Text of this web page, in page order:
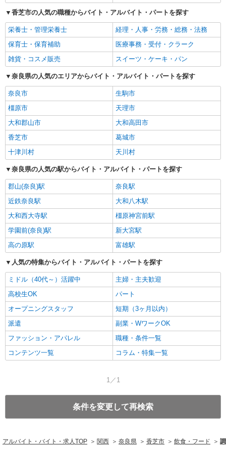
香芝市の人気の職種からバイト・アルバイト・パートを探す
栄養士・管理栄養士
経理・人事・労務・総務・法務
保育士・保育補助
医療事務・受付・クラーク
雑貨・コスメ販売
スイーツ・ケーキ・パン
奈良県の人気のエリアからバイト・アルバイト・パートを探す
奈良市
生駒市
橿原市
天理市
大和郡山市
大和高田市
香芝市
葛城市
十津川村
天川村
奈良県の人気の駅からバイト・アルバイト・パートを探す
郡山(奈良)駅
奈良駅
近鉄奈良駅
大和八木駅
大和西大寺駅
橿原神宮前駅
学園前(奈良)駅
新大宮駅
高の原駅
富雄駅
人気の特集からバイト・アルバイト・パートを探す
ミドル（40代～）活躍中
主婦・主夫歓迎
高校生OK
パート
オープニングスタッフ
短期（3ヶ月以内）
派遣
副業・WワークOK
ファッション・アパレル
職種・条件一覧
コンテンツ一覧
コラム・特集一覧
1／1
条件を変更して再検索
アルバイト・バイト・求人TOP 関西 奈良県 香芝市 飲食・フード